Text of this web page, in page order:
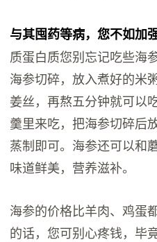
与其囤药等病，您不如加
质蛋白质您别忘记吃些海
海参切碎，放入煮好的米
姜丝，再熬五分钟就可以
羹里来吃，把海参切碎后
蒸制即可。海参还可以和
味道鲜美，营养滋补。
海参的价格比羊肉、鸡蛋
的话，您可别心疼钱，毕